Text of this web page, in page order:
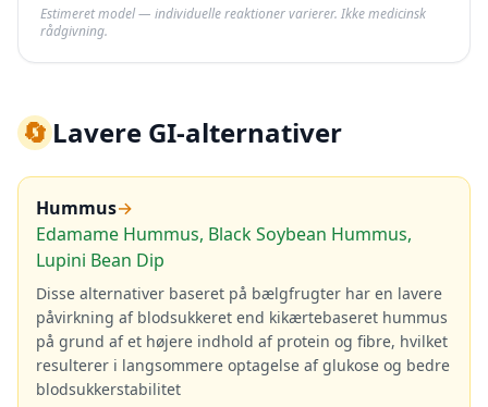
Estimeret model — individuelle reaktioner varierer. Ikke medicinsk
rådgivning.
🔄Lavere GI-alternativer
Hummus→
Edamame Hummus, Black Soybean Hummus,
Lupini Bean Dip
Disse alternativer baseret på bælgfrugter har en lavere
påvirkning af blodsukkeret end kikærtebaseret hummus
på grund af et højere indhold af protein og fibre, hvilket
resulterer i langsommere optagelse af glukose og bedre
blodsukkerstabilitet